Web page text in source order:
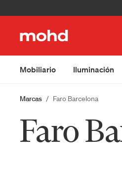
Mobiliario Iluminación
Marcas Faro Barcelona
Faro